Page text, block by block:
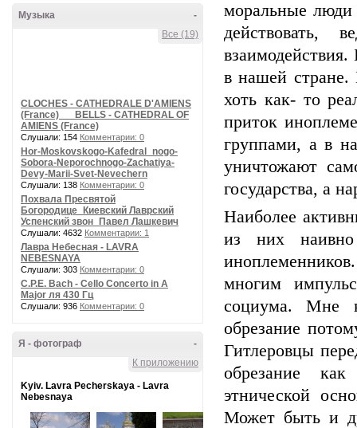
-
Музыка
Все (19)
CLOCHES - CATHEDRALE D'AMIENS
(France) __ BELLS - CATHEDRAL OF
AMIENS (France)
Слушали: 154 Комментарии: 0
Hor-Moskovskogo-Kafedral_nogo-
Sobora-Neporochnogo-Zachatiya-
Devy-Marii-Svet-Nevechern
Слушали: 138 Комментарии: 0
Похвала Пресвятой
Богородице_Киевский Лаврский
Успенский звон_Павел Лашкевич
Слушали: 4632 Комментарии: 1
Лавра Небесная - LAVRA
NEBESNAYA
Слушали: 303 Комментарии: 0
C.P.E. Bach - Cello Concerto in A
Major ля 430 Гц
Слушали: 936 Комментарии: 0
-
Я - фотограф
К приложению
Kyiv. Lavra Pecherskaya - Lavra
Nebesnaya
моральные люди
действовать,
в нашей
хоть как- то
приток
группами, а в
уничтожают
государства, а
Наиболее
из них наивно
многим
социума. Мне
обрезание
Гитлеровцы
обрезание
этнической
Может быть и